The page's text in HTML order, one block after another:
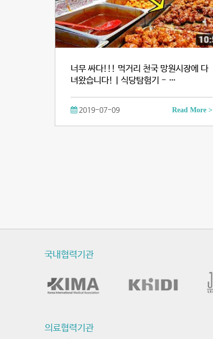
너무 싸다!!! 먹거리 천국 망원시장에 다
녀왔습니다!ㅣ식당탐험기 - …
2019-07-09 Read More >
국내협력기관
의료협력기관